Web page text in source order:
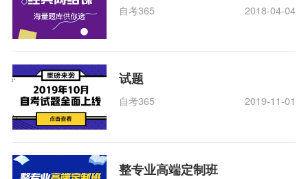
自考365 2018-04-04
试题
自考365 2019-11-01
整专业高端定制班